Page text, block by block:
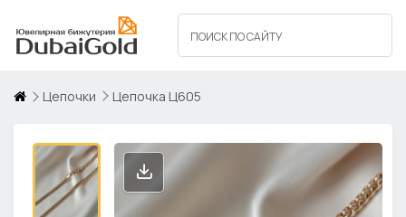
Цепочки Цепочка Ц605